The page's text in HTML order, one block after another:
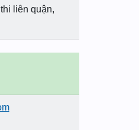
liên quận,